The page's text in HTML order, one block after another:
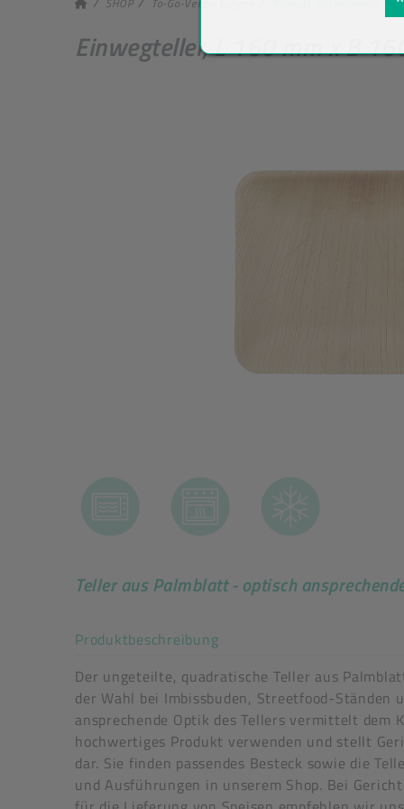
Einwegteller, L 160 mm x B
Teller aus Palmblatt - optisch
Produktbeschreibung
Akkordeon auf-/
Der ungeteilte, quadratische Teller aus
der Wahl bei Imbissbuden, Streetfood-Ständen
ansprechende Optik des Tellers vermittelt dem
hochwertiges Produkt verwenden und stellt
dar. Sie finden passendes Besteck sowie die
und Ausführungen in unserem Shop. Bei
Auslaufartikel
Art der verpackten Lebensmittel: fette
mikrowellengeeignet: Ja, 600 W, 3 Min.